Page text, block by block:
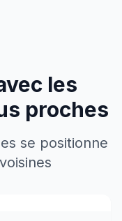
les
proches
se positionne